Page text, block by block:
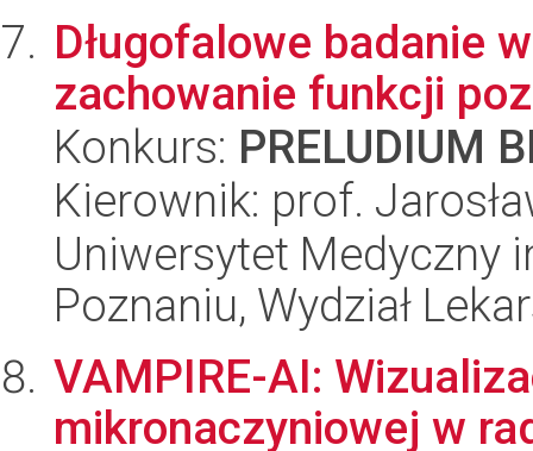
Długofalowe badanie
zachowanie funkcji
Konkurs: PRELUDIUM
Kierownik: prof.
Uniwersytet Medyczny
Poznaniu, Wydział
VAMPIRE-AI:
mikronaczyniowej w